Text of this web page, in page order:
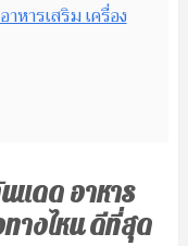
หารเสริม เครื่อง
แดด อาหาร
างไหน ดีที่สุด